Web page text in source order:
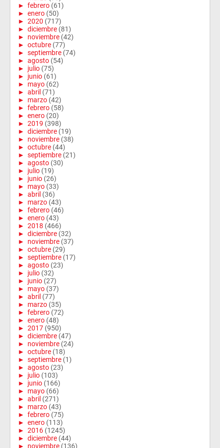
► febrero (61)
► enero (50)
► 2020 (717)
► diciembre (81)
► noviembre (42)
► octubre (77)
► septiembre (74)
► agosto (54)
► julio (75)
► junio (61)
► mayo (62)
► abril (71)
► marzo (42)
► febrero (58)
► enero (20)
► 2019 (398)
► diciembre (19)
► noviembre (38)
► octubre (44)
► septiembre (21)
► agosto (30)
► julio (19)
► junio (26)
► mayo (33)
► abril (36)
► marzo (43)
► febrero (46)
► enero (43)
► 2018 (466)
► diciembre (32)
► noviembre (37)
► octubre (29)
► septiembre (17)
► agosto (23)
► julio (32)
► junio (27)
► mayo (37)
► abril (77)
► marzo (35)
► febrero (72)
► enero (48)
► 2017 (950)
► diciembre (47)
► noviembre (24)
► octubre (18)
► septiembre (1)
► agosto (23)
► julio (103)
► junio (166)
► mayo (66)
► abril (271)
► marzo (43)
► febrero (75)
► enero (113)
► 2016 (1245)
► diciembre (44)
► noviembre (136)